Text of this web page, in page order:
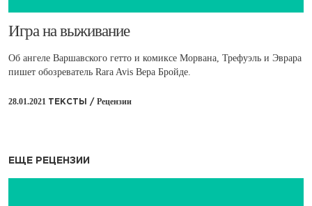
​Игра на выживание
Об ангеле Варшавского гетто и комиксе Морвана, Трефуэль и Эврара
пишет обозреватель Rara Avis Вера Бройде.
28.01.2021 ТЕКСТЫ / Рецензии
ЕЩЕ РЕЦЕНЗИИ